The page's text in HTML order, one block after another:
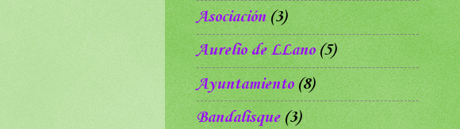
Asociación (3)
Aurelio de LLano (5)
Ayuntamiento (8)
Bandalisque (3)